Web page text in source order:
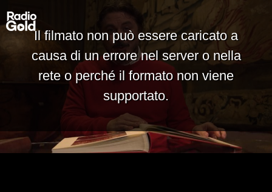
Il filmato non può essere caricato a
causa di un errore nel server o nella
rete o perché il formato non viene
supportato.